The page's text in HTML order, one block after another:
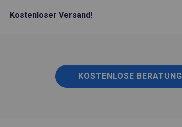
Kostenloser Versand!
KOSTENLOSE BERATUNG